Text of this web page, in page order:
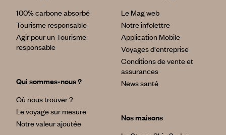
100% carbone absorbé
Tourisme responsable
Agir pour un Tourisme
responsable
Qui sommes-nous ?
Où nous trouver ?
Le voyage sur mesure
Notre valeur ajoutée
Le Mag web
Notre infolettre
Application Mobile
Voyages d'entreprise
Conditions de vente et
assurances
News santé
Nos maisons